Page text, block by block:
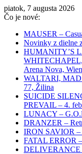
piatok, 7 augusta 2026
Čo je nové:
MAUSER –
Novinky z dielne
HUMANITY’S
Arena Nova,
WALTARI, MAD
77, Žilina
SUICIDE
PREVAIL – 4.
LUNACY –
DRANZER –
IRON SAVIOR –
FATAL ERROR
DELIVERANCE